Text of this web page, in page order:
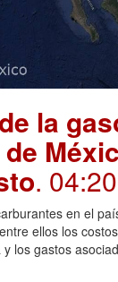
la
. 04:20
en el
ellos los
los gastos